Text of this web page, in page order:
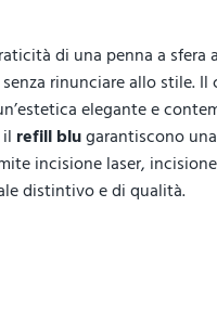
di una penna a sfera
rinunciare allo stile. Il
elegante e
refill blugarantiscono
incisione laser,
distintivo e di qualità.